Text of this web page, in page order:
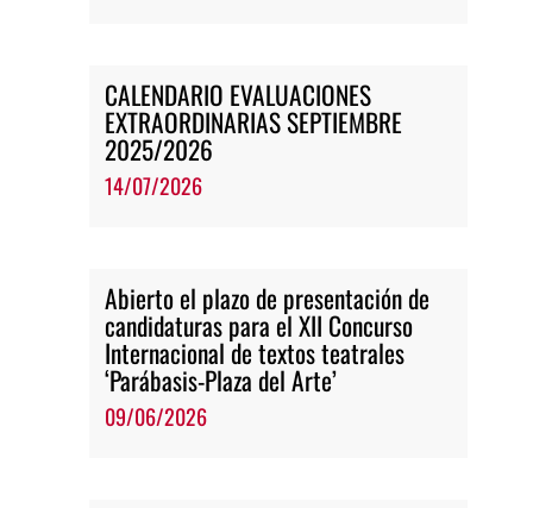
CALENDARIO EVALUACIONES
EXTRAORDINARIAS SEPTIEMBRE
2025/2026
14/07/2026
Abierto el plazo de presentación de
candidaturas para el XII Concurso
Internacional de textos teatrales
‘Parábasis-Plaza del Arte’
09/06/2026